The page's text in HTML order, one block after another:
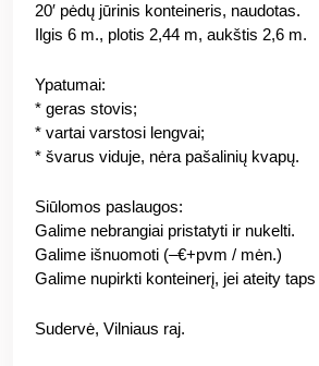
20′ pėdų jūrinis konteineris, naudotas.
Ilgis 6 m., plotis 2,44 m, aukštis 2,6 m.
Ypatumai:
* geras stovis;
* vartai varstosi lengvai;
* švarus viduje, nėra pašalinių kvapų.
Siūlomos paslaugos:
Galime nebrangiai pristatyti ir nukelti.
Galime išnuomoti (–€+pvm / mėn.)
Galime nupirkti konteinerį, jei ateity
Sudervė, Vilniaus raj.